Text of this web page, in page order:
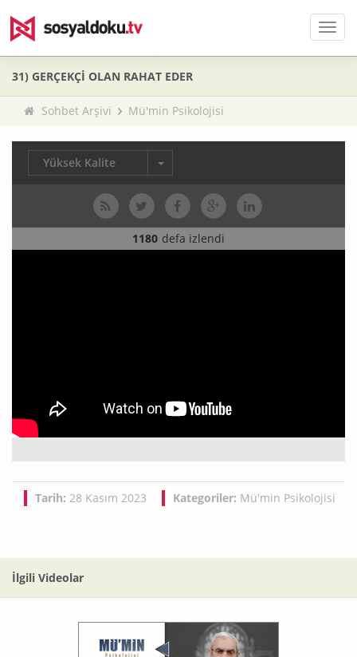
Menü
31) GERÇEKÇİ OLAN RAHAT EDER
Sohbet Arşivi Mü'min Psikolojisi
Yüksek Kalite
1180 defa izlendi
Tarih: 28 Kasım 2023 Kategoriler: Mü'min Psikolojisi
İlgili Videolar